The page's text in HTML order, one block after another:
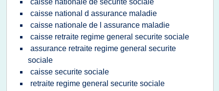
caisse nationale de securite sociale
caisse national d assurance maladie
caisse nationale de l assurance maladie
caisse retraite regime general securite sociale
assurance retraite regime general securite
sociale
caisse securite sociale
retraite regime general securite sociale